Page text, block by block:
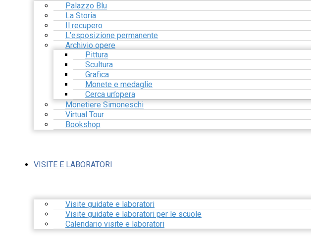
Palazzo Blu
La Storia
Il recupero
L’esposizione permanente
Archivio opere
Pittura
Scultura
Grafica
Monete e medaglie
Cerca un’opera
Monetiere Simoneschi
Virtual Tour
Bookshop
VISITE E LABORATORI
Visite guidate e laboratori
Visite guidate e laboratori per le scuole
Calendario visite e laboratori